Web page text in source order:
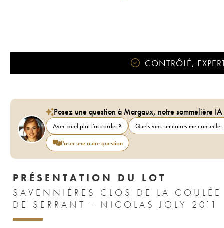
CONTRÔLÉ,
Posez une question à Margaux, notre sommelière IA
Avec quel plat l'accorder ? Quels vins similaires me
Poser une autre question
PRÉSENTATION DU LOT
SAVENNIÈRES CLOS DE LA
DE SERRANT - NICOLAS JOLY 2011